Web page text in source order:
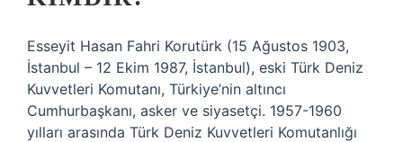
Esseyit Hasan Fahri Korutürk (15 Ağustos 1903,
İstanbul – 12 Ekim 1987, İstanbul), eski Türk Deniz
Kuvvetleri Komutanı, Türkiye’nin altıncı
Cumhurbaşkanı, asker ve siyasetçi. 1957-1960
yılları arasında Türk Deniz Kuvvetleri Komutanlığı